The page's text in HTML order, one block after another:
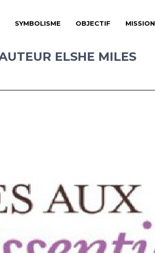
SYMBOLISME OBJECTIF MISSION
ELSHE MILES